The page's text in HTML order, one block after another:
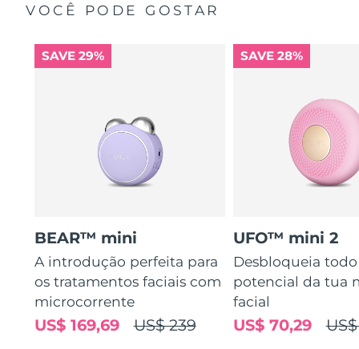
VOCÊ PODE GOSTAR
SAVE 29%
BEAR™ mini
A introdução perfeita para
os tratamentos faciais com
microcorrente
US$ 239
US$ 169,69
SAVE 28%
UFO™ mini 2
Desbloqueia
potencial da tua
facial
US$ 70,29